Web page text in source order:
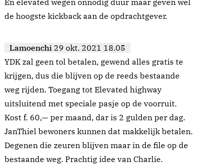
En elevated wegen onnodig duur maar geven wel
de hoogste kickback aan de opdrachtgever.
Lamoenchi 29 okt. 2021 18.05
YDK zal geen tol betalen, gewend alles gratis te
krijgen, dus die blijven op de reeds bestaande
weg rijden. Toegang tot Elevated highway
uitsluitend met speciale pasje op de voorruit.
Kost f. 60,— per maand, dar is 2 gulden per dag.
JanThiel bewoners kunnen dat makkelijk betalen.
Degenen die zeuren blijven maar in de file op de
bestaande weg. Prachtig idee van Charlie.